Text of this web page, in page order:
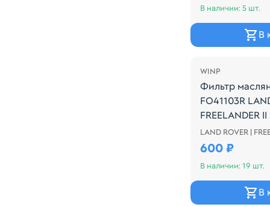
В наличии: 5 шт.
В
WINP
Фильтр
FO41103R
FREELANDER
LAND ROVER |
600 ₽
В наличии: 19 шт.
В